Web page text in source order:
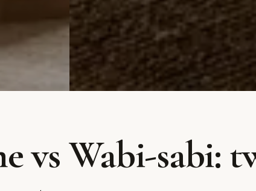
Wabi-Sabi
Japanse filosofie van onvolmaaktheid
vs Wabi-sabi: